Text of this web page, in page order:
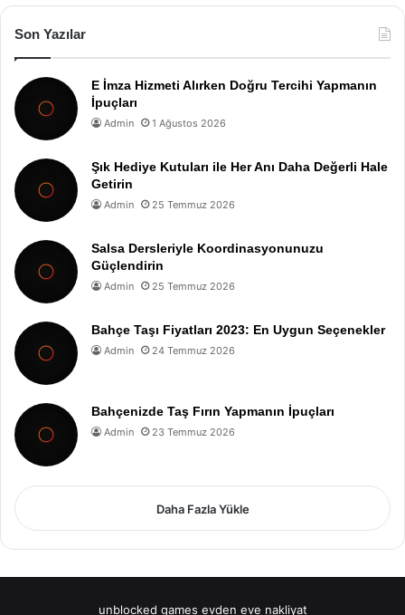
Son Yazılar
E İmza Hizmeti Alırken Doğru Tercihi Yapmanın
İpuçları
Admin 1 Ağustos 2026
Şık Hediye Kutuları ile Her Anı Daha Değerli Hale
Getirin
Admin 25 Temmuz 2026
Salsa Dersleriyle Koordinasyonunuzu
Güçlendirin
Admin 25 Temmuz 2026
Bahçe Taşı Fiyatları 2023: En Uygun Seçenekler
Admin 24 Temmuz 2026
Bahçenizde Taş Fırın Yapmanın İpuçları
Admin 23 Temmuz 2026
Daha Fazla Yükle
unblocked games evden eve nakliyat